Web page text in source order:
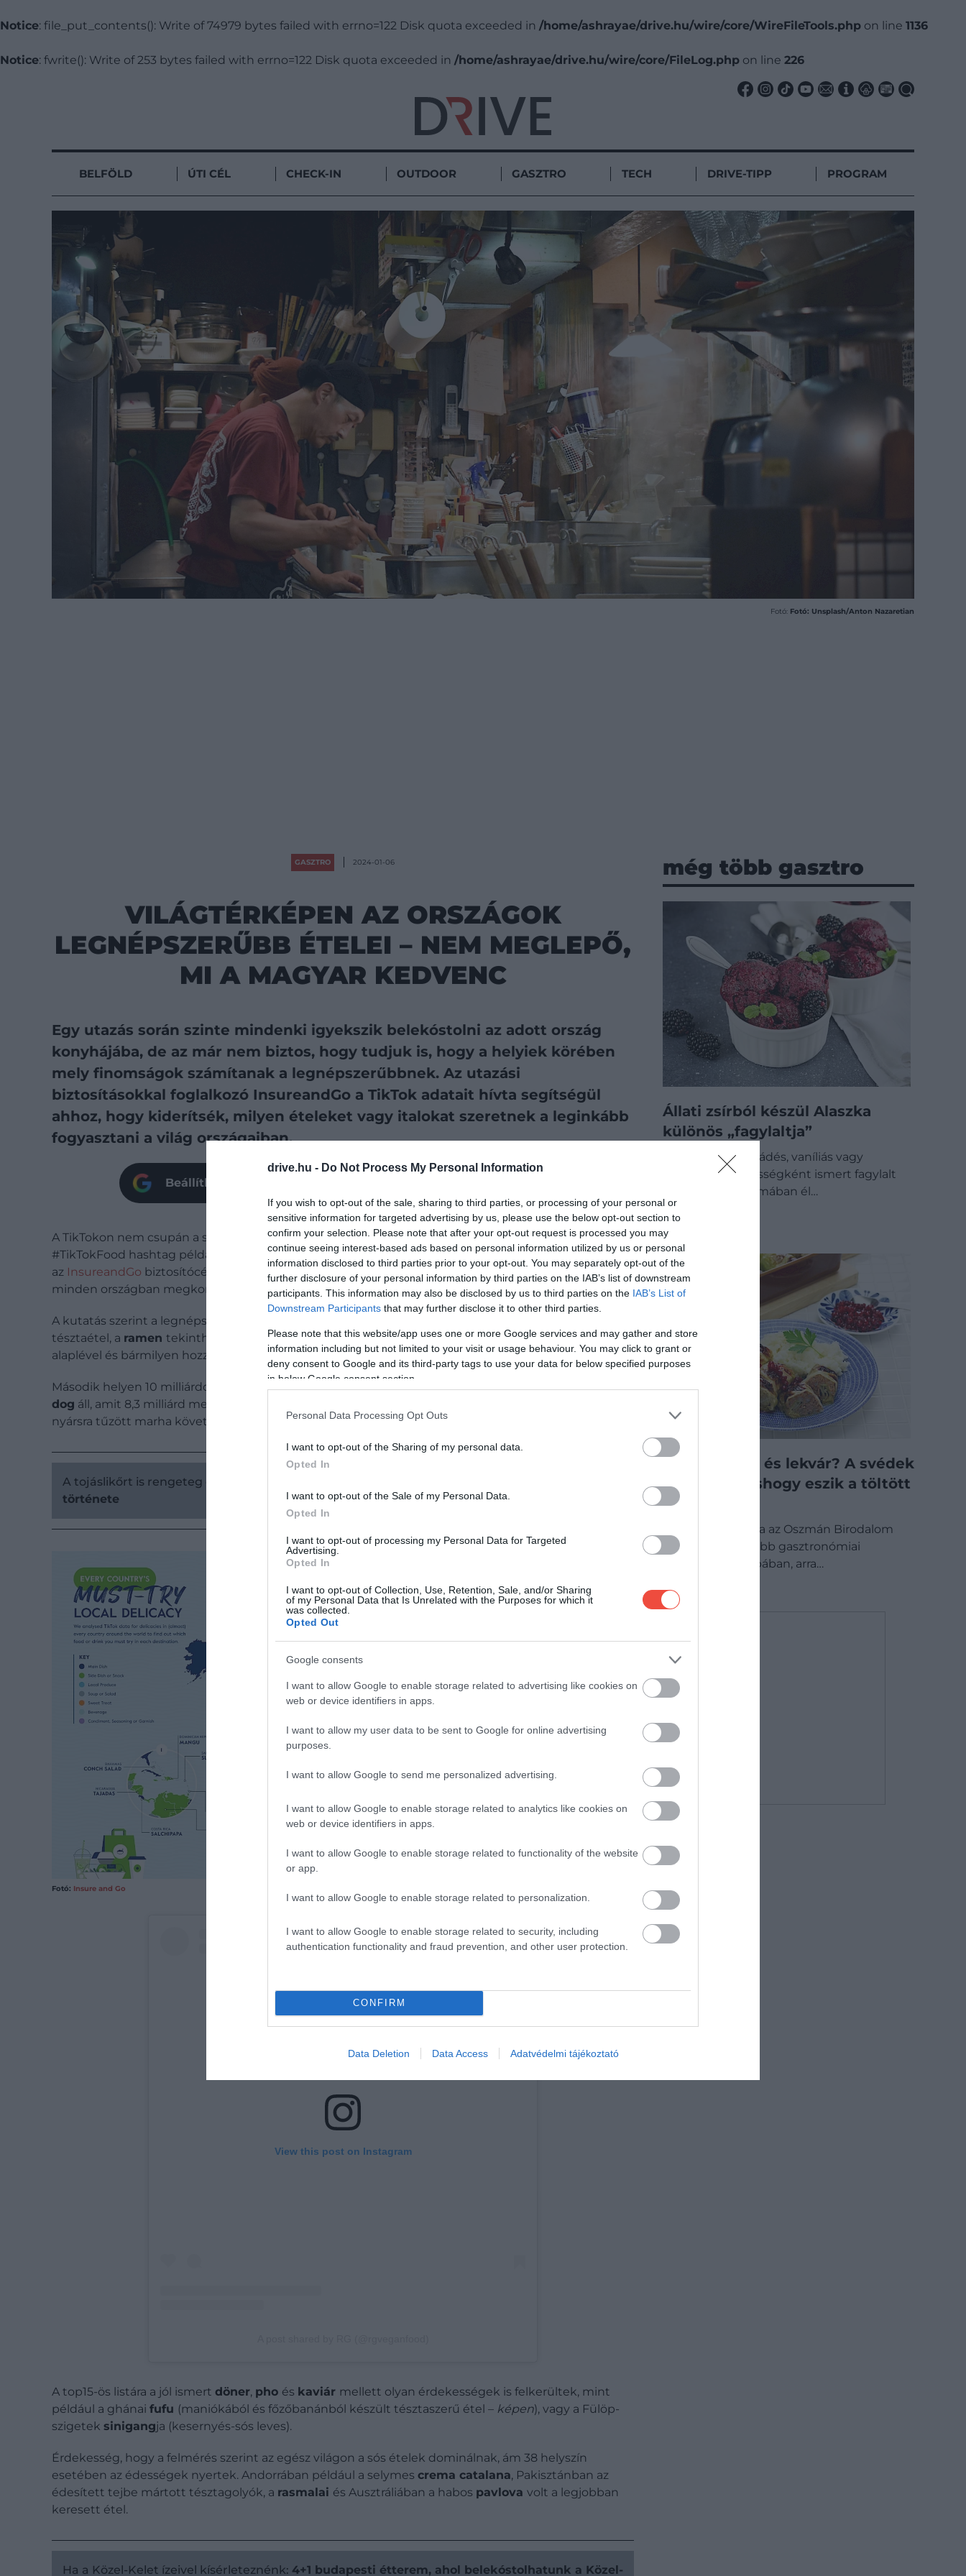
drive.hu - Do Not Process My Personal Information
If you wish to opt-out of the sale, sharing to third parties, or processing of your personal or
sensitive information for targeted advertising by us, please use the below opt-out section to
confirm your selection. Please note that after your opt-out request is processed you may
continue seeing interest-based ads based on personal information utilized by us or personal
information disclosed to third parties prior to your opt-out. You may separately opt-out of the
further disclosure of your personal information by third parties on the IAB’s list of downstream
participants. This information may also be disclosed by us to third parties on the IAB’s List of
Downstream Participants that may further disclose it to other third parties.
Please note that this website/app uses one or more Google services and may gather and store
information including but not limited to your visit or usage behaviour. You may click to grant or
deny consent to Google and its third-party tags to use your data for below specified purposes
in below Google consent section.
Personal Data Processing Opt Outs
I want to opt-out of the Sharing of my personal data.
Opted In
I want to opt-out of the Sale of my Personal Data.
Opted In
I want to opt-out of processing my Personal Data for Targeted
Advertising.
Opted In
I want to opt-out of Collection, Use, Retention, Sale, and/or Sharing
of my Personal Data that Is Unrelated with the Purposes for which it
was collected.
Opted Out
Google consents
I want to allow Google to enable storage related to advertising like cookies on
web or device identifiers in apps.
I want to allow my user data to be sent to Google for online advertising
purposes.
I want to allow Google to send me personalized advertising.
I want to allow Google to enable storage related to analytics like cookies on
web or device identifiers in apps.
I want to allow Google to enable storage related to functionality of the website
or app.
I want to allow Google to enable storage related to personalization.
I want to allow Google to enable storage related to security, including
authentication functionality and fraud prevention, and other user protection.
CONFIRM
Data Deletion Data Access Adatvédelmi tájékoztató
Notice: file_put_contents(): Write of 74979 bytes failed with errno=122 Disk quota exceeded in /home/ashrayae/drive.hu/wire/core/WireFileTools.php on line 1136
Notice: fwrite(): Write of 253 bytes failed with errno=122 Disk quota exceeded in /home/ashrayae/drive.hu/wire/core/FileLog.php on line 226
BELFÖLD ÚTI CÉL CHECK-IN OUTDOOR GASZTRO TECH DRIVE-TIPP PROGRAM
Fotó: Fotó: Unsplash/Anton Nazaretian
GASZTRO 2024-01-06
VILÁGTÉRKÉPEN AZ ORSZÁGOK
LEGNÉPSZERŰBB ÉTELEI – NEM MEGLEPŐ,
MI A MAGYAR KEDVENC
Egy utazás során szinte mindenki igyekszik belekóstolni az adott ország
konyhájába, de az már nem biztos, hogy tudjuk is, hogy a helyiek körében
mely finomságok számítanak a legnépszerűbbnek. Az utazási
biztosításokkal foglalkozó InsureandGo a TikTok adatait hívta segítségül
ahhoz, hogy kiderítsék, milyen ételeket vagy italokat szeretnek a leginkább
fogyasztani a világ országaiban.
Beállíthatod oldalunkat preferált forrásként a Google Keresőben
A TikTokon nem csupán a szórakoztató videók pörögnek, de a különböző gasztronómiai videók is: a
#TikTokFood hashtag például több mint 196 milliárd megtekintéssel fut. Ezt a hashtaget használta ki
az InsureandGo biztosítócég is, akik több mint 2600 fogás látogatószámát nézték meg ahhoz, hogy
minden országban megkoronázzák a legnépszerűbb ételt (vagy éppen italt).
A kutatás szerint a legnépszerűbb fogásnak a több mint 16 milliárd megtekintéssel rendelkező Japán
tésztaétel, a ramen tekinthető. Sikeréhez valószínűleg hozzájárul, hogy a rament szinte bármilyen
alaplével és bármilyen hozzávalóval elkészíthetjük.
Második helyen 10 milliárdot is meghaladó megtekintéssel az Egyesült Államok klasszikusa, ahot-
dog áll, amit 8,3 milliárd megtekintéssel Brazília finomsága, a
nyársra tűzött marha követ.
A tojáslikőrt is rengeteg országban szeretik:
története
Fotó: Insure and Go
View this post on Instagram
A top15-ös listára a jól ismert döner, pho és kaviár mellett olyan érdekességek is felkerültek, mint
például a ghánai fufu (maniókából és főzőbanánból készült tésztaszerű étel – képen), vagy a Fülöp-
szigetek sinigangja (kesernyés-sós leves).
Érdekesség, hogy a felmérés szerint az egész világon a sós ételek dominálnak, ám 38 helyszín
esetében az édességek nyertek. Andorrában például a selymes crema catalana, Pakisztánban az
édesített tejbe mártott tésztagolyók, a rasmalai és Ausztráliában a habos pavlova volt a legjobban
keresett étel.
Ha a Közel-Kelet ízeivel kísérleteznénk: 4+1 budapesti étterem, ahol belekóstolhatunk a Közel-
még több gasztro
Állati zsírból készül Alaszka
különös „fagylaltja”
A krémes, csokoládés, vaníliás vagy
gyümölcsös édességként ismert fagylalt
egészen más formában él…
GASZTRO
Krumplipüré és lekvár? A svédek
egészen máshogy eszik a töltött
káposztát
A töltött káposzta az Oszmán Birodalom
egyik legismertebb gasztronómiai
hagyatéka Európában, arra…
GASZTRO